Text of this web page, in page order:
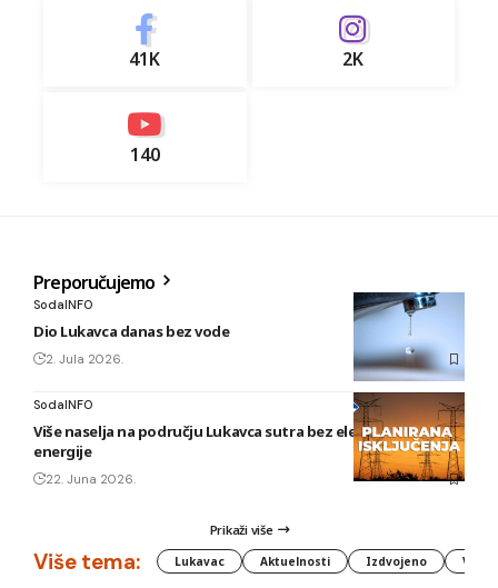
41K 2K
140
Preporučujemo
SodaINFO
Dio Lukavca danas bez vode
2. Jula 2026.
SodaINFO
Više naselja na području Lukavca sutra bez električne
energije
22. Juna 2026.
Prikaži više
Više tema: Lukavac Aktuelnosti Izdvojeno